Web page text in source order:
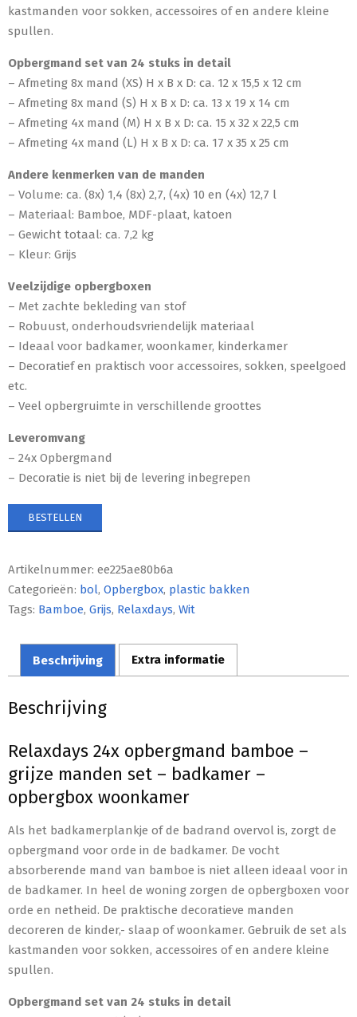
kastmanden voor sokken, accessoires of en andere kleine
spullen.
Opbergmand set van 24 stuks in detail
– Afmeting 8x mand (XS) H x B x D: ca. 12 x 15,5 x 12 cm
– Afmeting 8x mand (S) H x B x D: ca. 13 x 19 x 14 cm
– Afmeting 4x mand (M) H x B x D: ca. 15 x 32 x 22,5 cm
– Afmeting 4x mand (L) H x B x D: ca. 17 x 35 x 25 cm
Andere kenmerken van de manden
– Volume: ca. (8x) 1,4 (8x) 2,7, (4x) 10 en (4x) 12,7 l
– Materiaal: Bamboe, MDF-plaat, katoen
– Gewicht totaal: ca. 7,2 kg
– Kleur: Grijs
Veelzijdige opbergboxen
– Met zachte bekleding van stof
– Robuust, onderhoudsvriendelijk materiaal
– Ideaal voor badkamer, woonkamer, kinderkamer
– Decoratief en praktisch voor accessoires, sokken, speelgoed
etc.
– Veel opbergruimte in verschillende groottes
Leveromvang
– 24x Opbergmand
– Decoratie is niet bij de levering inbegrepen
BESTELLEN
Artikelnummer: ee225ae80b6a
Categorieën: bol, Opbergbox, plastic bakken
Tags: Bamboe, Grijs, Relaxdays, Wit
Beschrijving Extra informatie
Beschrijving
Relaxdays 24x opbergmand bamboe –
grijze manden set – badkamer –
opbergbox woonkamer
Als het badkamerplankje of de badrand overvol is, zorgt de
opbergmand voor orde in de badkamer. De vocht
absorberende mand van bamboe is niet alleen ideaal voor in
de badkamer. In heel de woning zorgen de opbergboxen voor
orde en netheid. De praktische decoratieve manden
decoreren de kinder,- slaap of woonkamer. Gebruik de set als
kastmanden voor sokken, accessoires of en andere kleine
spullen.
Opbergmand set van 24 stuks in detail